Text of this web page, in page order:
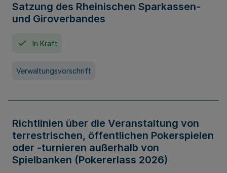
Satzung des Rheinischen Sparkassen-
und Giroverbandes
In Kraft
Verwaltungsvorschrift
Richtlinien über die Veranstaltung von
terrestrischen, öffentlichen Pokerspielen
oder -turnieren außerhalb von
Spielbanken (Pokererlass 2026)